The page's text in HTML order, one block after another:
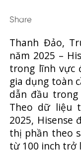
Share
Thanh Đảo,
năm 2025 –
trong lĩnh vực
gia dụng toàn
dẫn đầu trong
Theo dữ liệu
2025, Hisense
thị phần theo
từ 100 inch trở